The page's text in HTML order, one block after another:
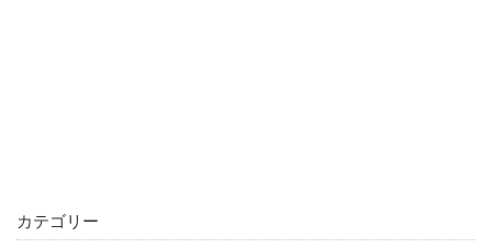
カテゴリー